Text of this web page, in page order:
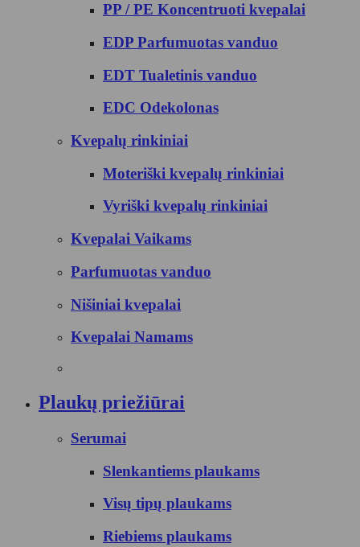
PP / PE Koncentruoti kvepalai
EDP Parfumuotas vanduo
EDT Tualetinis vanduo
EDC Odekolonas
Kvepalų rinkiniai
Moteriški kvepalų rinkiniai
Vyriški kvepalų rinkiniai
Kvepalai Vaikams
Parfumuotas vanduo
Nišiniai kvepalai
Kvepalai Namams
Plaukų priežiūrai
Serumai
Slenkantiems plaukams
Visų tipų plaukams
Riebiems plaukams